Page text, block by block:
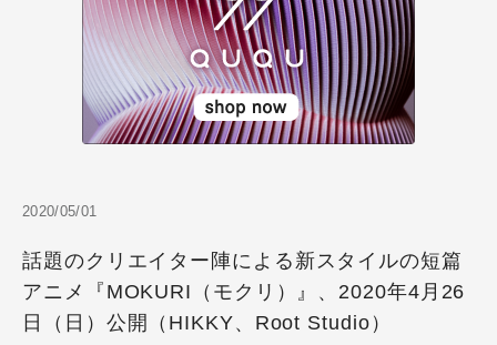
2020/05/01
話題のクリエイター陣による新スタイルの短篇
アニメ『MOKURI（モクリ）』、2020年4月26
日（日）公開（HIKKY、Root Studio）